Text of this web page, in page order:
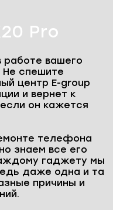
Pro
работе вашего
Не спешите
центр E-group
и вернет к
он кажется
телефона
знаем все его
гаджету мы
даже одна и та
причины и